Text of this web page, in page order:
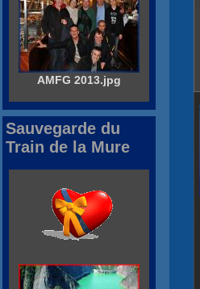
AMFG 2013.jpg
Sauvegarde du
Train de la Mure